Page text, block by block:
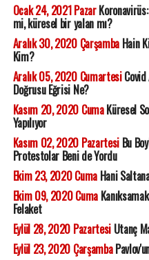
Ocak 24, 2021 Pazar
mi, küresel bir yalan mı?
Aralık 30, 2020 ÇarşambaHain
Kim?
Aralık 05, 2020 CumartesiCovid
Doğrusu Eğrisi Ne?
Kasım 20, 2020 CumaKüresel
Yapılıyor
Kasım 02, 2020 PazartesiBu
Protestolar Beni de Yordu
Ekim 23, 2020 CumaHani
Ekim 09, 2020 Cuma
Felaket
Eylül 28, 2020 PazartesiUtanç
Eylül 23, 2020 Çarşamba